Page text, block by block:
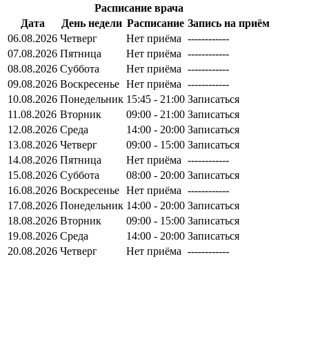
Расписание врача
Дата
День недели Расписание Запись на приём
06.08.2026 Четверг Нет приёма ------------
07.08.2026 Пятница Нет приёма ------------
08.08.2026 Суббота Нет приёма ------------
09.08.2026 Воскресенье Нет приёма ------------
10.08.2026 Понедельник 15:45 - 21:00 Записаться
11.08.2026 Вторник 09:00 - 21:00 Записаться
12.08.2026 Среда 14:00 - 20:00 Записаться
13.08.2026 Четверг 09:00 - 15:00 Записаться
14.08.2026 Пятница Нет приёма ------------
15.08.2026 Суббота 08:00 - 20:00 Записаться
16.08.2026 Воскресенье Нет приёма ------------
17.08.2026 Понедельник 14:00 - 20:00 Записаться
18.08.2026 Вторник 09:00 - 15:00 Записаться
19.08.2026 Среда 14:00 - 20:00 Записаться
20.08.2026 Четверг Нет приёма ------------